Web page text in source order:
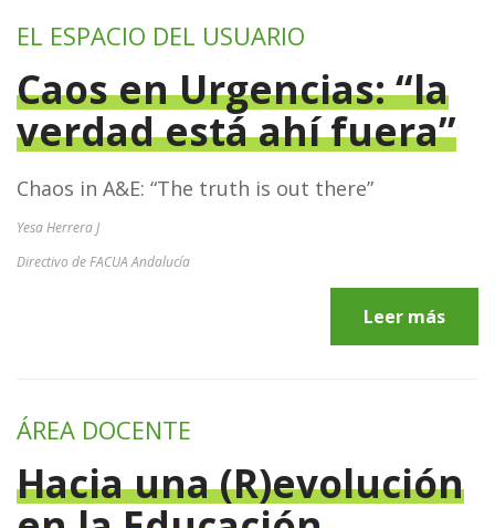
EL ESPACIO DEL USUARIO
Caos en Urgencias: “la
verdad está ahí fuera”
Chaos in A&E: “The truth is out there”
Yesa Herrera J
Directivo de FACUA Andalucía
Leer más
ÁREA DOCENTE
Hacia una (R)evolución